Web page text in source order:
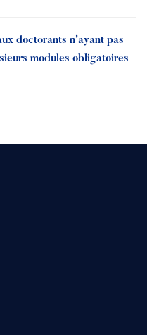
doctorants n’ayant pas
modules obligatoires